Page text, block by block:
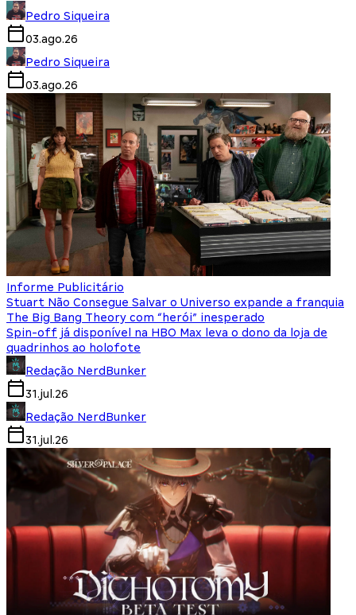
Pedro Siqueira
03.ago.26
Pedro Siqueira
03.ago.26
Informe Publicitário
Stuart Não Consegue Salvar o Universo expande a franquia
The Big Bang Theory com “herói” inesperado
Spin-off já disponível na HBO Max leva o dono da loja de
quadrinhos ao holofote
Redação NerdBunker
31.jul.26
Redação NerdBunker
31.jul.26